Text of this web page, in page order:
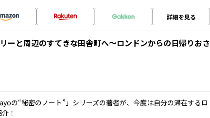
詳細を見る
ーと周辺のすてきな田舎町へ～ロンドンからの日帰りおさ
の“秘密のノート”」シリーズの著者が、今度は自分の滞在するロ
！